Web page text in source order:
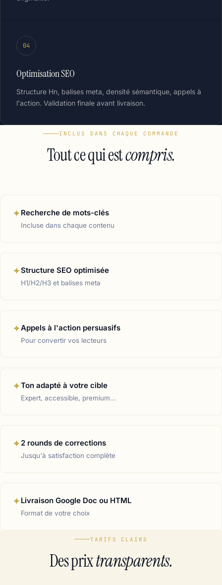
04
Optimisation SEO
Structure Hn, balises meta, densité sémantique, appels à
l'action. Validation finale avant livraison.
INCLUS DANS CHAQUE COMMANDE
Tout ce qui estcompris.
✦Recherche de mots-clés
Incluse dans chaque contenu
✦Structure SEO optimisée
H1/H2/H3 et balises meta
✦Appels à l'action persuasifs
Pour convertir vos lecteurs
✦Ton adapté à votre cible
Expert, accessible, premium…
✦2 rounds de corrections
Jusqu'à satisfaction complète
✦Livraison Google Doc ou HTML
Format de votre choix
TARIFS CLAIRS
Des prixtransparents.